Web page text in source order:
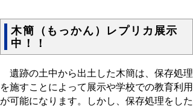
木簡（もっかん）レプリカ展示
中！！
遺跡の土中から出土した木簡は、保存処理
を施すことによって展示や学校での教育利用
が可能になります。しかし、保存処理をした